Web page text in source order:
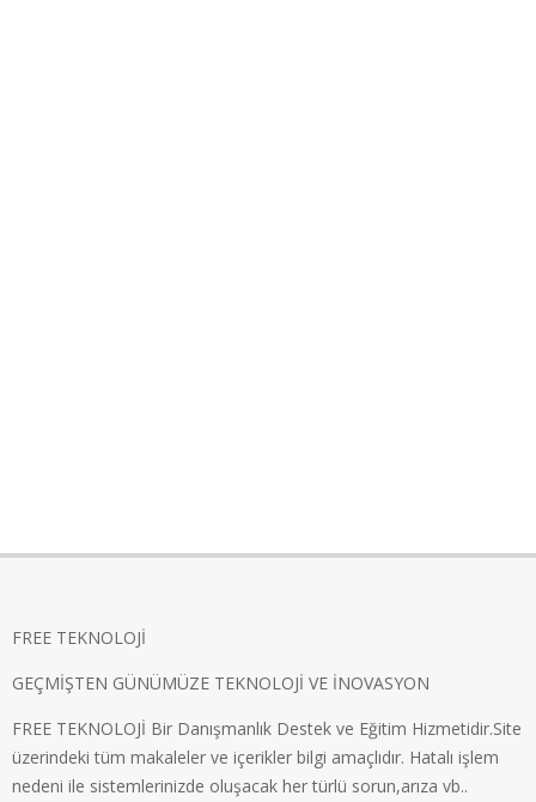
FREE TEKNOLOJİ
GEÇMİŞTEN GÜNÜMÜZE TEKNOLOJİ VE İNOVASYON
FREE TEKNOLOJİ Bir Danışmanlık Destek ve Eğitim Hizmetidir.Site
üzerindeki tüm makaleler ve içerikler bilgi amaçlıdır. Hatalı işlem
nedeni ile sistemlerinizde oluşacak her türlü sorun,arıza vb..